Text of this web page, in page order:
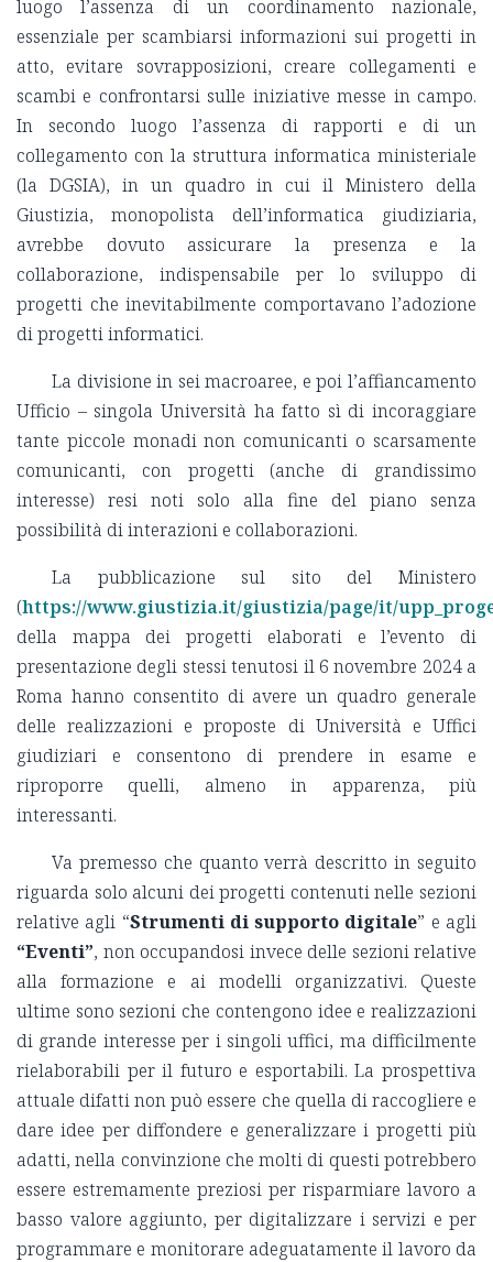
luogo l’assenza di un coordinamento nazionale,
essenziale per scambiarsi informazioni sui progetti in
atto, evitare sovrapposizioni, creare collegamenti e
scambi e confrontarsi sulle iniziative messe in campo.
In secondo luogo l’assenza di rapporti e di un
collegamento con la struttura informatica ministeriale
(la DGSIA), in un quadro in cui il Ministero della
Giustizia, monopolista dell’informatica giudiziaria,
avrebbe dovuto assicurare la presenza e la
collaborazione, indispensabile per lo sviluppo di
progetti che inevitabilmente comportavano l’adozione
di progetti informatici.
La divisione in sei macroaree, e poi l’affiancamento
Ufficio – singola Università ha fatto sì di incoraggiare
tante piccole monadi non comunicanti o scarsamente
comunicanti, con progetti (anche di grandissimo
interesse) resi noti solo alla fine del piano senza
possibilità di interazioni e collaborazioni.
La pubblicazione sul sito del Ministero
(https://www.giustizia.it/giustizia/page/it/
della mappa dei progetti elaborati e l’evento di
presentazione degli stessi tenutosi il 6 novembre 2024 a
Roma hanno consentito di avere un quadro generale
delle realizzazioni e proposte di Università e Uffici
giudiziari e consentono di prendere in esame e
riproporre quelli, almeno in apparenza, più
interessanti.
Va premesso che quanto verrà descritto in seguito
riguarda solo alcuni dei progetti contenuti nelle sezioni
relative agli “Strumenti di supporto digitale” e agli
“Eventi”, non occupandosi invece delle sezioni relative
alla formazione e ai modelli organizzativi. Queste
ultime sono sezioni che contengono idee e realizzazioni
di grande interesse per i singoli uffici, ma difficilmente
rielaborabili per il futuro e esportabili. La prospettiva
attuale difatti non può essere che quella di raccogliere e
dare idee per diffondere e generalizzare i progetti più
adatti, nella convinzione che molti di questi potrebbero
essere estremamente preziosi per risparmiare lavoro a
basso valore aggiunto, per digitalizzare i servizi e per
programmare e monitorare adeguatamente il lavoro da